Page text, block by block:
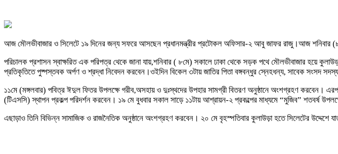
আজ মৌলভীবাজার ও সিলেটে ১৯ দিনের জন্য সফরে আসছেন প্রধানমন্ত্রীর প্রটোকল অফিসার-২ আবু জাফর রাজু।আজ শনিবার
পরিচালক প্রশাসন স্বাক্ষরিত এক পরিপত্র থেকে জানা যায়,শনিবার ( ৮মে) সকালে ঢাকা থেকে সড়ক পথে মৌলভীবাজার হয়ে
প্রতিকৃতিতে পুষ্পস্তবক অর্পণ ও শ্রদ্ধা নিবেদন করবেন।ওইদিন বিকেল ৩টায় জাতির পিতা বঙ্গবন্ধুর স্নেহধন্য, সাবেক সংসদ
১১মে (মঙ্গলবার) পবিত্র ঈদুল ফিতর উপলক্ষে গরীব,অসহায় ও দুঃস্থদের উপহার সামগ্রী বিতরণ অনুষ্ঠানে অংশগ্রহণ করবেন।
(টিএসসি) স্থাপন প্রকল্প পরিদর্শন করবেন। ১৯ মে বুধবার সকাল সাড়ে ১১টায় আশ্রায়ন-২ প্রকল্পের মাধ্যমে “মুজিব” শতবর্ষ
এছাড়াও তিনি বিভিন্ন সামাজিক ও রাজনৈতিক অনুষ্ঠানে অংশগ্রহণ করবেন। ২০ মে বৃহস্পতিবার কুলাউড়া হতে সিলেটের উদ্দেশে